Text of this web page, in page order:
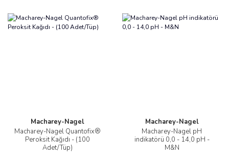
Macharey-Nagel
Macharey-Nagel Quantofix®
Peroksit Kağıdı - (100
Adet/Tüp)
Macharey-Nagel
Macharey-Nagel pH
indikatörü 0,0 - 14,0 pH -
M&N